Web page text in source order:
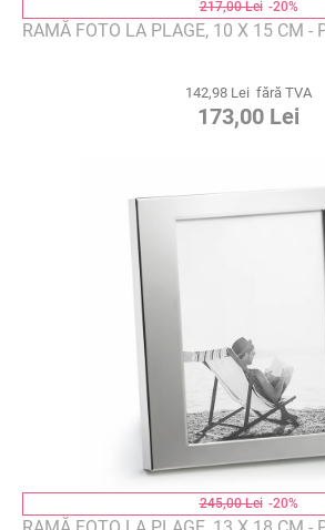
217,00 Lei -20%
RAMĂ FOTO LA PLAGE, 10 X 15 CM -
142,98 Lei fără TVA
173,00 Lei
245,00 Lei -20%